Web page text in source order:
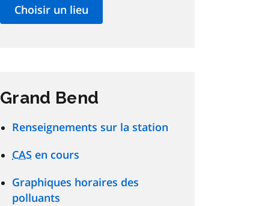
Grand Bend
Renseignements sur la station
CAS en cours
Graphiques horaires des
polluants